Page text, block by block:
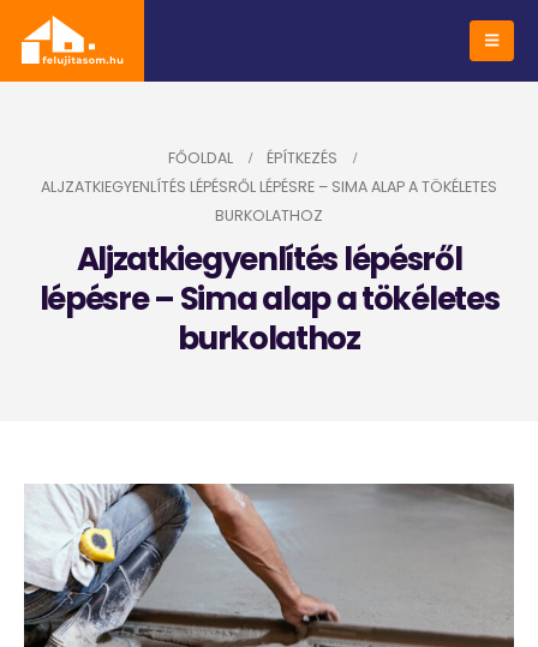
FŐOLDAL
ÉPÍTKEZÉS
ALJZATKIEGYENLÍTÉS LÉPÉSRŐL LÉPÉSRE – SIMA ALAP A TÖKÉLETES
BURKOLATHOZ
Aljzatkiegyenlítés lépésről
lépésre – Sima alap a tökéletes
burkolathoz